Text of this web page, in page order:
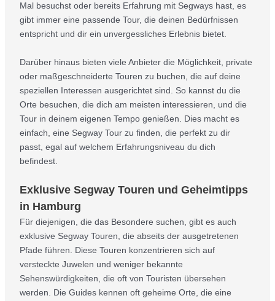
Mal besuchst oder bereits Erfahrung mit Segways hast, es
gibt immer eine passende Tour, die deinen Bedürfnissen
entspricht und dir ein unvergessliches Erlebnis bietet.
Darüber hinaus bieten viele Anbieter die Möglichkeit, private
oder maßgeschneiderte Touren zu buchen, die auf deine
speziellen Interessen ausgerichtet sind. So kannst du die
Orte besuchen, die dich am meisten interessieren, und die
Tour in deinem eigenen Tempo genießen. Dies macht es
einfach, eine Segway Tour zu finden, die perfekt zu dir
passt, egal auf welchem Erfahrungsniveau du dich
befindest.
Exklusive Segway Touren und Geheimtipps
in Hamburg
Für diejenigen, die das Besondere suchen, gibt es auch
exklusive Segway Touren, die abseits der ausgetretenen
Pfade führen. Diese Touren konzentrieren sich auf
versteckte Juwelen und weniger bekannte
Sehenswürdigkeiten, die oft von Touristen übersehen
werden. Die Guides kennen oft geheime Orte, die eine